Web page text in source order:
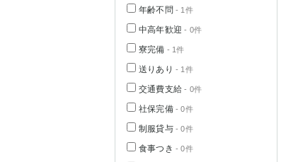
年齢不問 - 1件
中高年歓迎 - 0件
寮完備 - 1件
送りあり - 1件
交通費支給 - 0件
社保完備- 0件
制服貸与- 0件
食事つき - 0件